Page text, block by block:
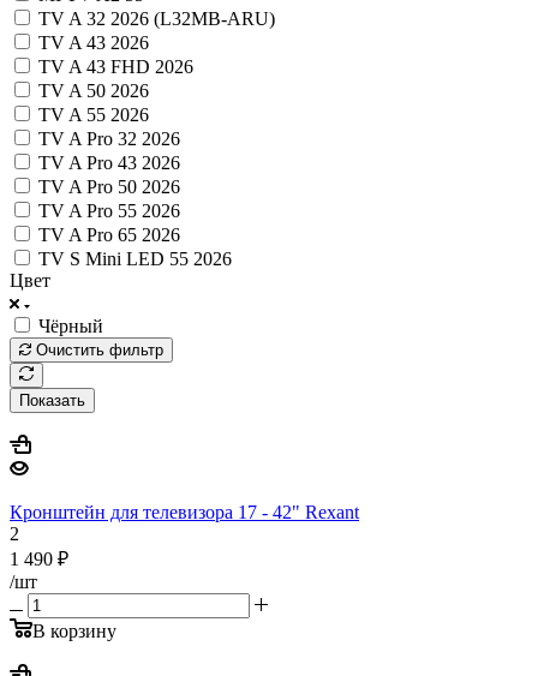
TV A 32 2026 (L32MB-ARU)
TV A 43 2026
TV A 43 FHD 2026
TV A 50 2026
TV A 55 2026
TV A Pro 32 2026
TV A Pro 43 2026
TV A Pro 50 2026
TV A Pro 55 2026
TV A Pro 65 2026
TV S Mini LED 55 2026
Цвет
Чёрный
Очистить фильтр
Показать
Кронштейн для телевизора 17 - 42" Rexant
2
1 490 ₽
/шт
В корзину